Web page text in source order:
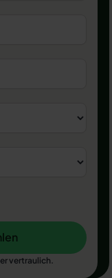
vertraulich.